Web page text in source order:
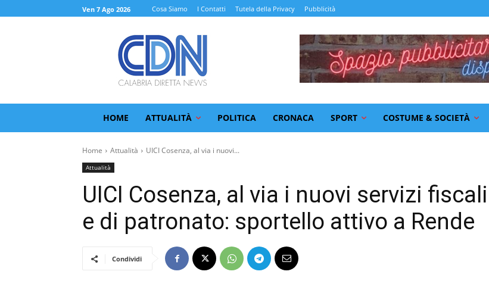
Ven 7 Ago 2026 Cosa Siamo I Contatti Tutela della Privacy Pubblicità
HOME ATTUALITÀ POLITICA CRONACA SPORT COSTUME & SOCIETÀ
Home Attualità UICI Cosenza, al via i nuovi...
Attualità
UICI Cosenza, al via i nuovi servizi fiscali
e di patronato: sportello attivo a Rende
Condividi